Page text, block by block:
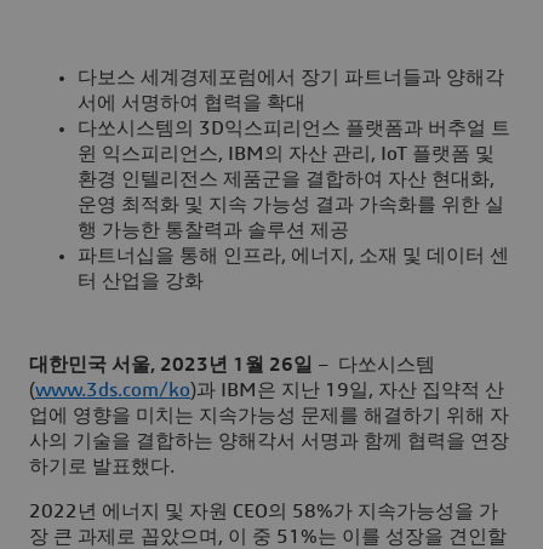
다보스 세계경제포럼에서 장기 파트너들과 양해각
서에 서명하여 협력을 확대
다쏘시스템의 3D익스피리언스 플랫폼과 버추얼 트
윈 익스피리언스, IBM의 자산 관리, IoT 플랫폼 및
환경 인텔리전스 제품군을 결합하여 자산 현대화,
운영 최적화 및 지속 가능성 결과 가속화를 위한 실
행 가능한 통찰력과 솔루션 제공
파트너십을 통해 인프라, 에너지, 소재 및 데이터 센
터 산업을 강화
대한민국 서울, 2023년 1월 26일 – 다쏘시스템
(www.3ds.com/ko)과 IBM은 지난 19일, 자산 집약적 산
업에 영향을 미치는 지속가능성 문제를 해결하기 위해 자
사의 기술을 결합하는 양해각서 서명과 함께 협력을 연장
하기로 발표했다.
2022년 에너지 및 자원 CEO의 58%가 지속가능성을 가
장 큰 과제로 꼽았으며, 이 중 51%는 이를 성장을 견인할